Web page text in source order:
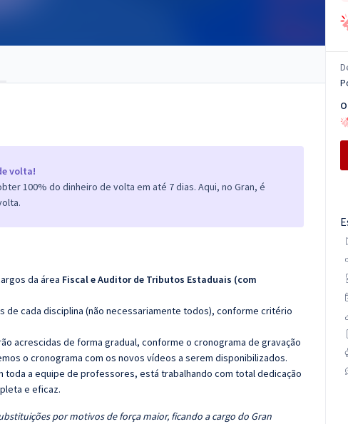
volta!
100% do dinheiro de volta em até 7 dias. Aqui, no Gran, é
da área Fiscal e Auditor de Tributos Estaduais (com
de cada disciplina (não necessariamente todos), conforme critério
acrescidas de forma gradual, conforme o cronograma de gravação
o cronograma com os novos vídeos a serem disponibilizados.
toda a equipe de professores, está trabalhando com total dedicação
e eficaz.
por motivos de força maior, ficando a cargo do Gran